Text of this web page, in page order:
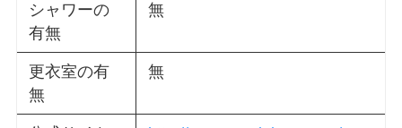
シャワーの
有無
無
更衣室の有
無
無